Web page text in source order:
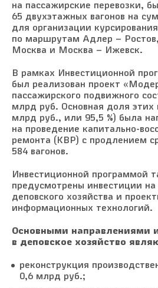
на пассажирские перевозки,
65 двухэтажных вагонов на
для организации
по маршрутам Адлер –
Москва и Москва – Ижевск.
В рамках Инвестиционной
был реализован проект
пассажирского подвижного
млрд руб. Основная доля этих
млрд руб., или 95,5 %) была
на проведение капитально-
ремонта (КВР) с продлением
584 вагонов.
Инвестиционной программой
предусмотрены инвестиции на
деповского хозяйства и
информационных технологий.
Основными направлениями
в деповское хозяйство
реконструкция
0,6 млрд руб.;